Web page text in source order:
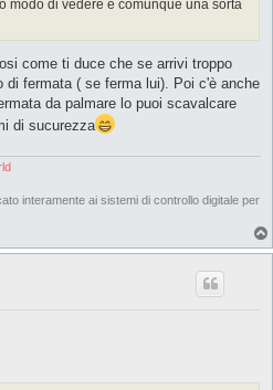
modo di vedere è comunque una sorta
come ti duce che se arrivi troppo
di fermata ( se ferma lui). Poi c'è anche
da palmare lo puoi scavalcare
di sucurezza
interamente ai sistemi di controllo digitale per